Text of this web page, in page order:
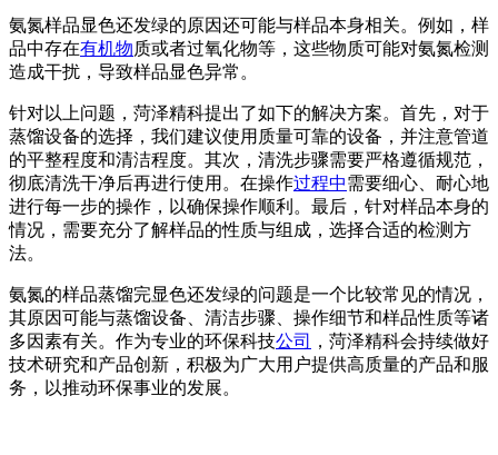
氨氮样品显色还发绿的原因还可能与样品本身相关。例如，样
品中存在有机物质或者过氧化物等，这些物质可能对氨氮检测
造成干扰，导致样品显色异常。
针对以上问题，菏泽精科提出了如下的解决方案。首先，对于
蒸馏设备的选择，我们建议使用质量可靠的设备，并注意管道
的平整程度和清洁程度。其次，清洗步骤需要严格遵循规范，
彻底清洗干净后再进行使用。在操作过程中需要细心、耐心地
进行每一步的操作，以确保操作顺利。最后，针对样品本身的
情况，需要充分了解样品的性质与组成，选择合适的检测方
法。
氨氮的样品蒸馏完显色还发绿的问题是一个比较常见的情况，
其原因可能与蒸馏设备、清洁步骤、操作细节和样品性质等诸
多因素有关。作为专业的环保科技公司
，菏泽精科会持续做好
技术研究和产品创新，积极为广大用户提供高质量的产品和服
务，以推动环保事业的发展。